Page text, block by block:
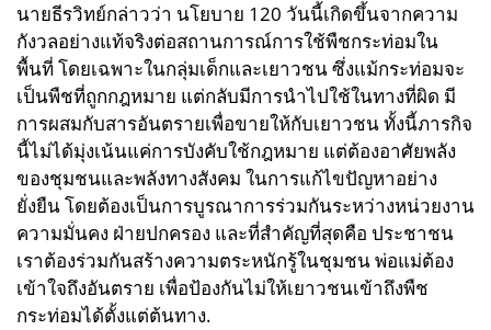
นายธีรวิทย์กล่าวว่า นโยบาย 120 วันนี้เกิดขึ้นจากความ
กังวลอย่างแท้จริงต่อสถานการณ์การใช้พืชกระท่อมใน
พื้นที่ โดยเฉพาะในกลุ่มเด็กและเยาวชน ซึ่งแม้กระท่อมจะ
เป็นพืชที่ถูกกฎหมาย แต่กลับมีการนำไปใช้ในทางที่ผิด มี
การผสมกับสารอันตรายเพื่อขายให้กับเยาวชน ทั้งนี้ภารกิจ
นี้ไม่ได้มุ่งเน้นแค่การบังคับใช้กฎหมาย แต่ต้องอาศัยพลัง
ของชุมชนและพลังทางสังคม ในการแก้ไขปัญหาอย่าง
ยั่งยืน โดยต้องเป็นการบูรณาการร่วมกันระหว่างหน่วยงาน
ความมั่นคง ฝ่ายปกครอง และที่สำคัญที่สุดคือ ประชาชน
เราต้องร่วมกันสร้างความตระหนักรู้ในชุมชน พ่อแม่ต้อง
เข้าใจถึงอันตราย เพื่อป้องกันไม่ให้เยาวชนเข้าถึงพืช
กระท่อมได้ตั้งแต่ต้นทาง.